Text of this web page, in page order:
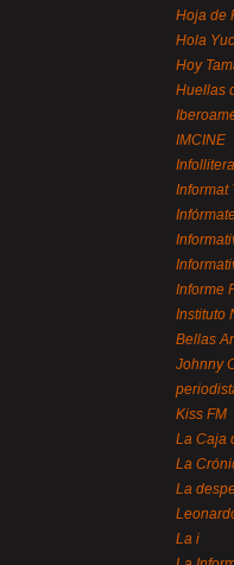
Hoja de
Hola
Hoy
Huellas
IMCINE
Informat
Informe
Instituto
Bellas
Johnny
Kiss FM
La Caja
La
La
La i